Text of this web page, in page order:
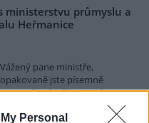
Personal
ministerstvu průmyslu a
Heřmanice
Vážený pane ministře,
opakovaně jste písemně
upozorňován, že vedení
státního podniku DIAMO (dále
jen DIAMO), při sanaci odvalu